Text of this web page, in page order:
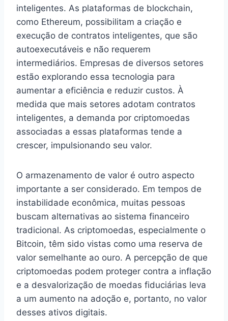
inteligentes. As plataformas de blockchain,
como Ethereum, possibilitam a criação e
execução de contratos inteligentes, que são
autoexecutáveis e não requerem
intermediários. Empresas de diversos setores
estão explorando essa tecnologia para
aumentar a eficiência e reduzir custos. À
medida que mais setores adotam contratos
inteligentes, a demanda por criptomoedas
associadas a essas plataformas tende a
crescer, impulsionando seu valor.
O armazenamento de valor é outro aspecto
importante a ser considerado. Em tempos de
instabilidade econômica, muitas pessoas
buscam alternativas ao sistema financeiro
tradicional. As criptomoedas, especialmente o
Bitcoin, têm sido vistas como uma reserva de
valor semelhante ao ouro. A percepção de que
criptomoedas podem proteger contra a inflação
e a desvalorização de moedas fiduciárias leva
a um aumento na adoção e, portanto, no valor
desses ativos digitais.